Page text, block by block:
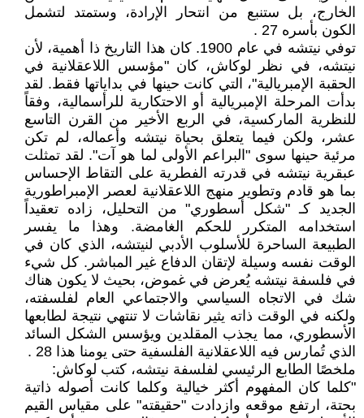
الخارج، بل ستنبع من انتحار الإرادة، وستمتد لتشمل
الكون بأسره 27 .
توفي نيتشه في عام 1900. كان هذا التاريخ ذا أهمية، لأن
نيتشه، في نظر لوكاش، كان "مؤسس اللاعقلانية في
الحقبة الإمبريالية"، التي كانت حينها في بداياتها فقط. لقد
بدأت المرحلة الإمبريالية أو الاحتكارية للرأسمالية، وفقاً
للنظرية الماركسية، في الربع الأخير من القرن التاسع
عشر، ولكن فيما يتعلق بحياة نيتشه وأعماله، لم تكن
مرئية حينها سوى "البراعم الأولى لما هو آت". لقد تمثلت
عبقرية نيتشه في قدرته الفطرية على التقاط الإحساس
بما هو قادم وتطوير منهج اللاعقلانية لعصر الإمبراطورية
الجديد كـ "شكل أسطوري" من التحليل، زاده تعقيداً
استخدامه المتكرر للحكم الغامضة. وهذا ما يفسر
الطبيعة الساحرة للأسلوب الأدبي لنيتشه، الذي كان في
الوقت نفسه وسيلة لإتقان الدفاع غير المباشر. كل شيء
في فلسفة نيتشه يُعرض في غموض، بحيث لا يكون هناك
شك في الاتجاه السياسي والاجتماعي العام لفلسفته،
ولكنه في الوقت ذاته يثير نقاشات لا تنتهي نتيجة لطابعها
الأسطوري، مما يجذب المقلدين ويؤسس الشكل السائد
الذي تُمارس فيه اللاعقلانية الفلسفية حتى يومنا هذا 28 .
ملخصًا الطابع الرئيسي لفلسفة نيتشه، كتب لوكاش:
"كلما كان المفهوم أكثر خيالية وكلما كانت أصوله ذاتية
بحتة، ارتفع موقعه وازدادت "حقيقته" على مقياس القيم